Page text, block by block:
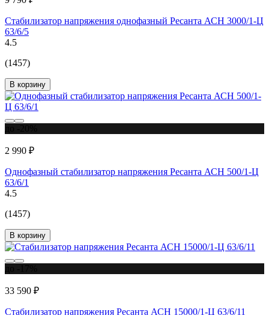
Стабилизатор напряжения однофазный Ресанта АСН 3000/1-Ц
63/6/5
4.5
(1457)
В корзину
2 990 ₽
Однофазный стабилизатор напряжения Ресанта АСН 500/1-Ц
63/6/1
4.5
(1457)
В корзину
33 590 ₽
Стабилизатор напряжения Ресанта АСН 15000/1-Ц 63/6/11